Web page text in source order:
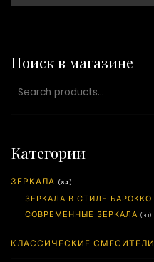
Поиск в магазине
SEARCH
Категории
ЗЕРКАЛА (84)
ЗЕРКАЛА В СТИЛЕ БАРОККО
СОВРЕМЕННЫЕ ЗЕРКАЛА (41)
КЛАССИЧЕСКИЕ СМЕСИТЕЛИ